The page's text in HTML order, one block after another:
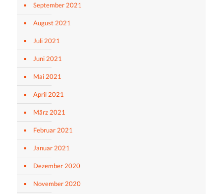
September 2021
August 2021
Juli 2021
Juni 2021
Mai 2021
April 2021
März 2021
Februar 2021
Januar 2021
Dezember 2020
November 2020